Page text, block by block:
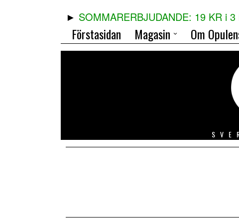
SOMMARERBJUDANDE: 19 KR i 3
Förstasidan Magasin Om